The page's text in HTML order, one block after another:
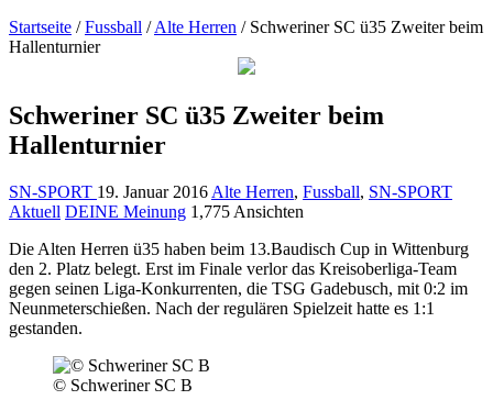
Startseite / Fussball / Alte Herren / Schweriner SC ü35 Zweiter beim
Hallenturnier
Schweriner SC ü35 Zweiter beim
Hallenturnier
SN-SPORT 19. Januar 2016 Alte Herren, Fussball, SN-SPORT
Aktuell DEINE Meinung 1,775 Ansichten
Die Alten Herren ü35 haben beim 13.Baudisch Cup in Wittenburg
den 2. Platz belegt. Erst im Finale verlor das Kreisoberliga-Team
gegen seinen Liga-Konkurrenten, die TSG Gadebusch, mit 0:2 im
Neunmeterschießen. Nach der regulären Spielzeit hatte es 1:1
gestanden.
© Schweriner SC B